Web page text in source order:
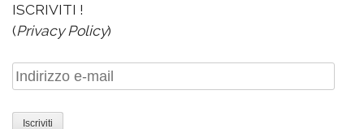
ISCRIVITI !
(Privacy Policy)
Indirizzo
e-
mail